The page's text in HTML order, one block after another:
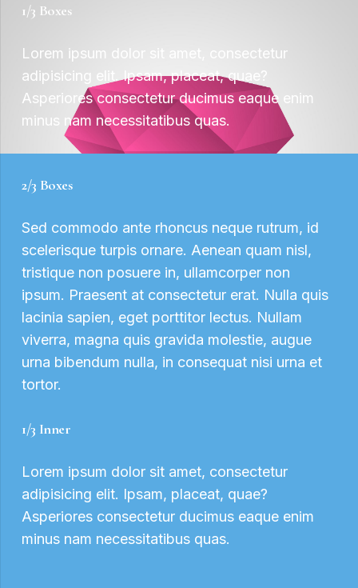
1/3 Boxes
Lorem ipsum dolor sit amet, consectetur
adipisicing elit. Ipsam, placeat, quae?
Asperiores consectetur ducimus eaque enim
minus nam necessitatibus quas.
2/3 Boxes
Sed commodo ante rhoncus neque rutrum, id
scelerisque turpis ornare. Aenean quam nisl,
tristique non posuere in, ullamcorper non
ipsum. Praesent at consectetur erat. Nulla quis
lacinia sapien, eget porttitor lectus. Nullam
viverra, magna quis gravida molestie, augue
urna bibendum nulla, in consequat nisi urna et
tortor.
1/3 Inner
Lorem ipsum dolor sit amet, consectetur
adipisicing elit. Ipsam, placeat, quae?
Asperiores consectetur ducimus eaque enim
minus nam necessitatibus quas.